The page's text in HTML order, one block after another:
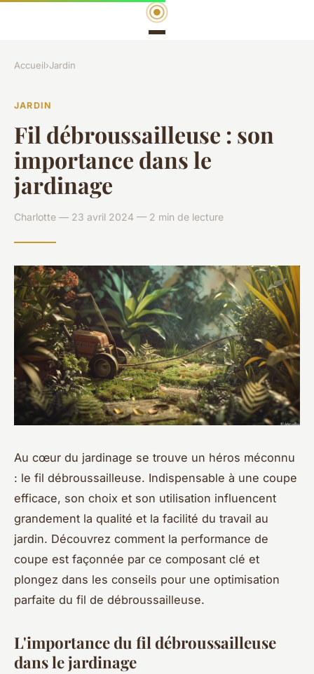
Accueil›Jardin
JARDIN
Fil débroussailleuse : son
importance dans le
jardinage
Charlotte — 23 avril 2024 — 2 min de lecture
Au cœur du jardinage se trouve un héros méconnu
: le fil débroussailleuse. Indispensable à une coupe
efficace, son choix et son utilisation influencent
grandement la qualité et la facilité du travail au
jardin. Découvrez comment la performance de
coupe est façonnée par ce composant clé et
plongez dans les conseils pour une optimisation
parfaite du fil de débroussailleuse.
L'importance du fil débroussailleuse
dans le jardinage